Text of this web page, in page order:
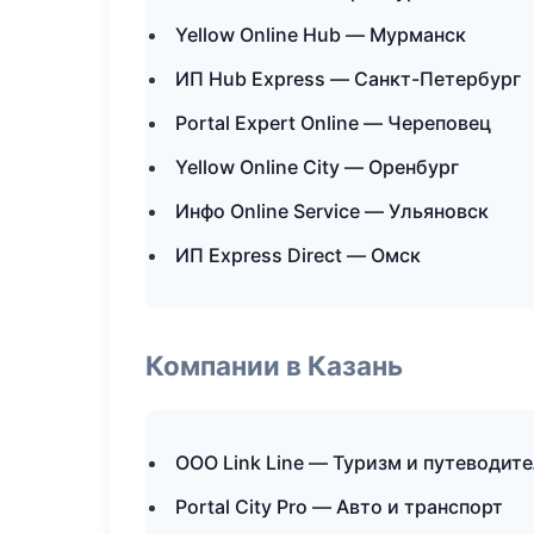
Yellow Online Hub — Мурманск
ИП Hub Express — Санкт-Петербург
Portal Expert Online — Череповец
Yellow Online City — Оренбург
Инфо Online Service — Ульяновск
ИП Express Direct — Омск
Компании в Казань
ООО Link Line — Туризм и
Portal City Pro — Авто и транспорт